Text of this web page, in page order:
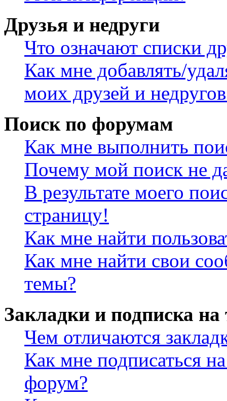
Друзья и недруги
Что означают списки
Как мне добавлять/
моих друзей и
Поиск по форумам
Как мне выполнить
Почему мой поиск не
В результате моего
страницу!
Как мне найти
Как мне найти свои
темы?
Закладки и подписка
Чем отличаются
Как мне подписаться
форум?